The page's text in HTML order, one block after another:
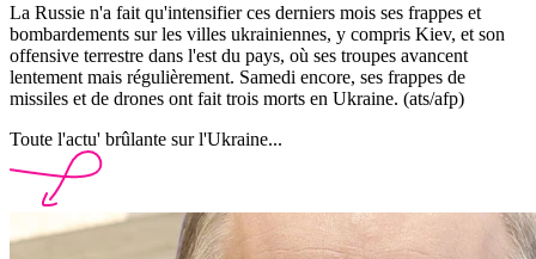
La Russie n'a fait qu'intensifier ces derniers mois ses frappes et
bombardements sur les villes ukrainiennes, y compris Kiev, et son
offensive terrestre dans l'est du pays, où ses troupes avancent
lentement mais régulièrement. Samedi encore, ses frappes de
missiles et de drones ont fait trois morts en Ukraine. (ats/afp)
Toute l'actu' brûlante sur l'Ukraine...